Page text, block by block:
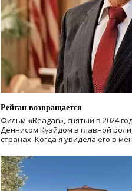
Рейган возвращается
Фильм «Reagan», снятый в 2024
Деннисом Куэйдом в главной
странах. Когда я увидела его в